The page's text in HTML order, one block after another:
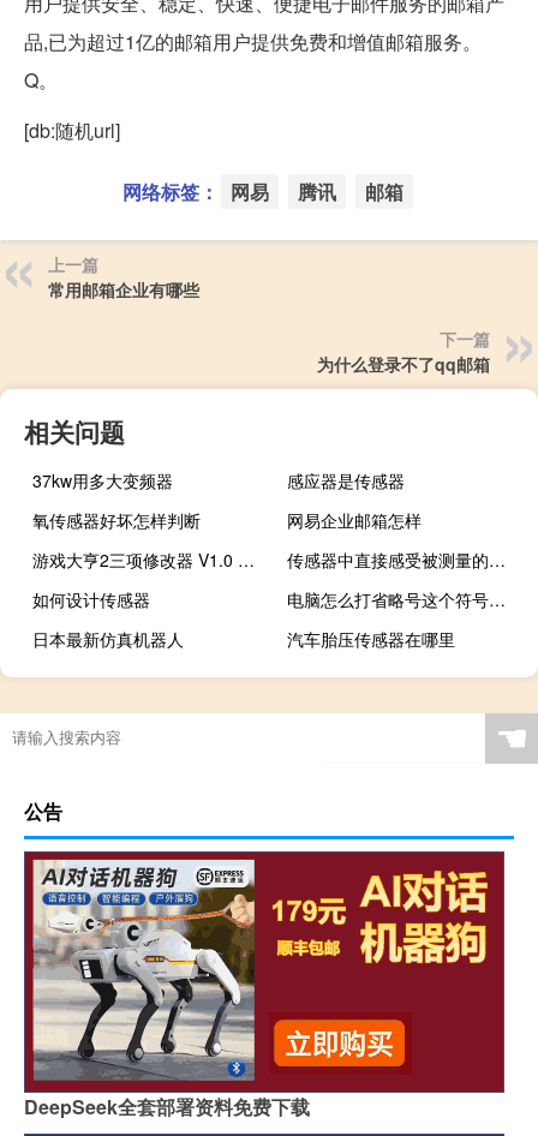
品,已为超过1亿的邮箱用户提供免费和增值邮箱服务。
Q。
[db:随机url]
网络标签： 网易 腾讯 邮箱
上一篇
常用邮箱企业有哪些
下一篇
为什么登录不了qq邮箱
相关问题
37kw用多大变频器
感应器是传感器
氧传感器好坏怎样判断
网易企业邮箱怎样
游戏大亨2三项修改器 V1.0 免费版（游戏大亨2三项修改器 V1.0 免费版功能简介）
传感器中直接感受被测量的部分是
如何设计传感器
电脑怎么打省略号这个符号（电脑怎么打省略号）
日本最新仿真机器人
汽车胎压传感器在哪里
☚
公告
DeepSeek全套部署资料免费下载